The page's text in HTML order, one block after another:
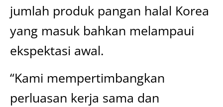
jumlah produk pangan halal Korea
yang masuk bahkan melampaui
ekspektasi awal.
“Kami mempertimbangkan
perluasan kerja sama dan